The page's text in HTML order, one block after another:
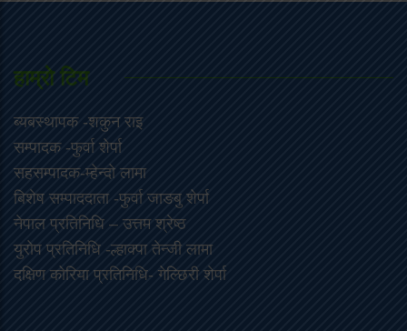
हाम्राे टिम
ब्यबस्थापक -शकुन राइ
सम्पादक -फुर्वा शेर्पा
सहसम्पादक-म्हेन्दो लामा
‍बिशेष सम्पाददाता -फुर्वा जा‌ङबु शेर्पा
नेपाल प्रतिनिधि – उत्तम श्रेष्ठ
युरोप प्रतिनिधि -ल्हाक्पा तेन्जी लामा
दक्षिण कोरिया प्रतिनिधि- गेल्छिरी शेर्पा